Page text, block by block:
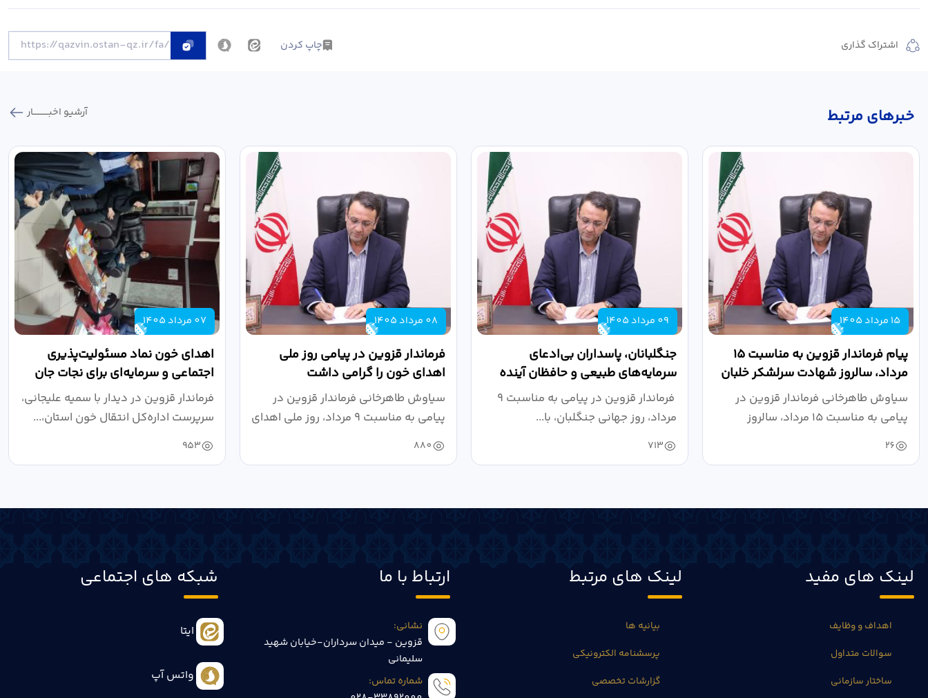
اشتراک گذاری چاپ کردن
خبر‌های مرتبط آرشیو اخبـــــــــــار
15 مرداد 1405
پیام فرماندار قزوین به مناسبت ۱۵
مرداد، سالروز شهادت سرلشکر خلبان
شهید عباس...
سیاوش طاهرخانی فرماندار قزوین در
پیامی به مناسبت ۱۵ مرداد، سالروز
شهادت...
26
09 مرداد 1405
جنگلبانان، پاسداران بی‌ادعای
سرمایه‌های طبیعی و حافظان آینده
سرزمین هستند
فرماندار قزوین در پیامی به مناسبت ۹
مرداد، روز جهانی جنگلبان، با...
713
08 مرداد 1405
فرماندار قزوین در پیامی روز ملی
اهدای خون را گرامی داشت
سیاوش طاهرخانی فرماندار قزوین در
پیامی به مناسبت ۹ مرداد، روز ملی اهدای
خون،...
880
07 مرداد 1405
اهدای خون نماد مسئولیت‌پذیری
اجتماعی و سرمایه‌ای برای نجات جان
انسان‌ها است
فرماندار قزوین در دیدار با سمیه علیجانی،
سرپرست اداره‌کل انتقال خون استان،...
953
لینک های مفید
اهداف و وظایف
سوالات متداول
ساختار سازمانی
لینک های مرتبط
بیانیه ها
پرسشنامه الکترونیکی
گزارشات تخصصی
ارتباط با ما
نشانی:
قزوین - میدان سرداران-خیابان شهید
سلیمانی
شماره تماس:
شبکه های اجتماعی
ایتا
واتس آپ